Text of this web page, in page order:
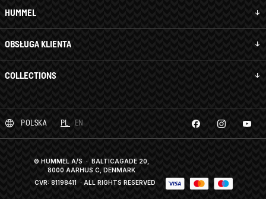
HUMMEL
OBSŁUGA KLIENTA
COLLECTIONS
POLSKA PL EN
© HUMMEL A/S · BALTICAGADE 20,
8000 AARHUS C, DENMARK
CVR: 81198411 · ALL RIGHTS RESERVED